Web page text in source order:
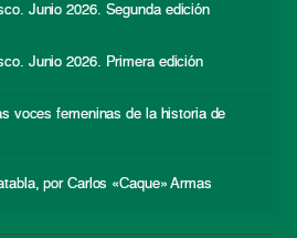
Junio 2026. Segunda edición
Junio 2026. Primera edición
voces femeninas de la historia de
por Carlos «Caque» Armas